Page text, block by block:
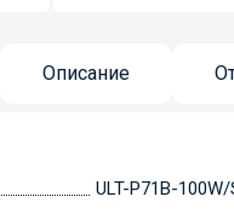
Описание
ULT-P71B-100W/